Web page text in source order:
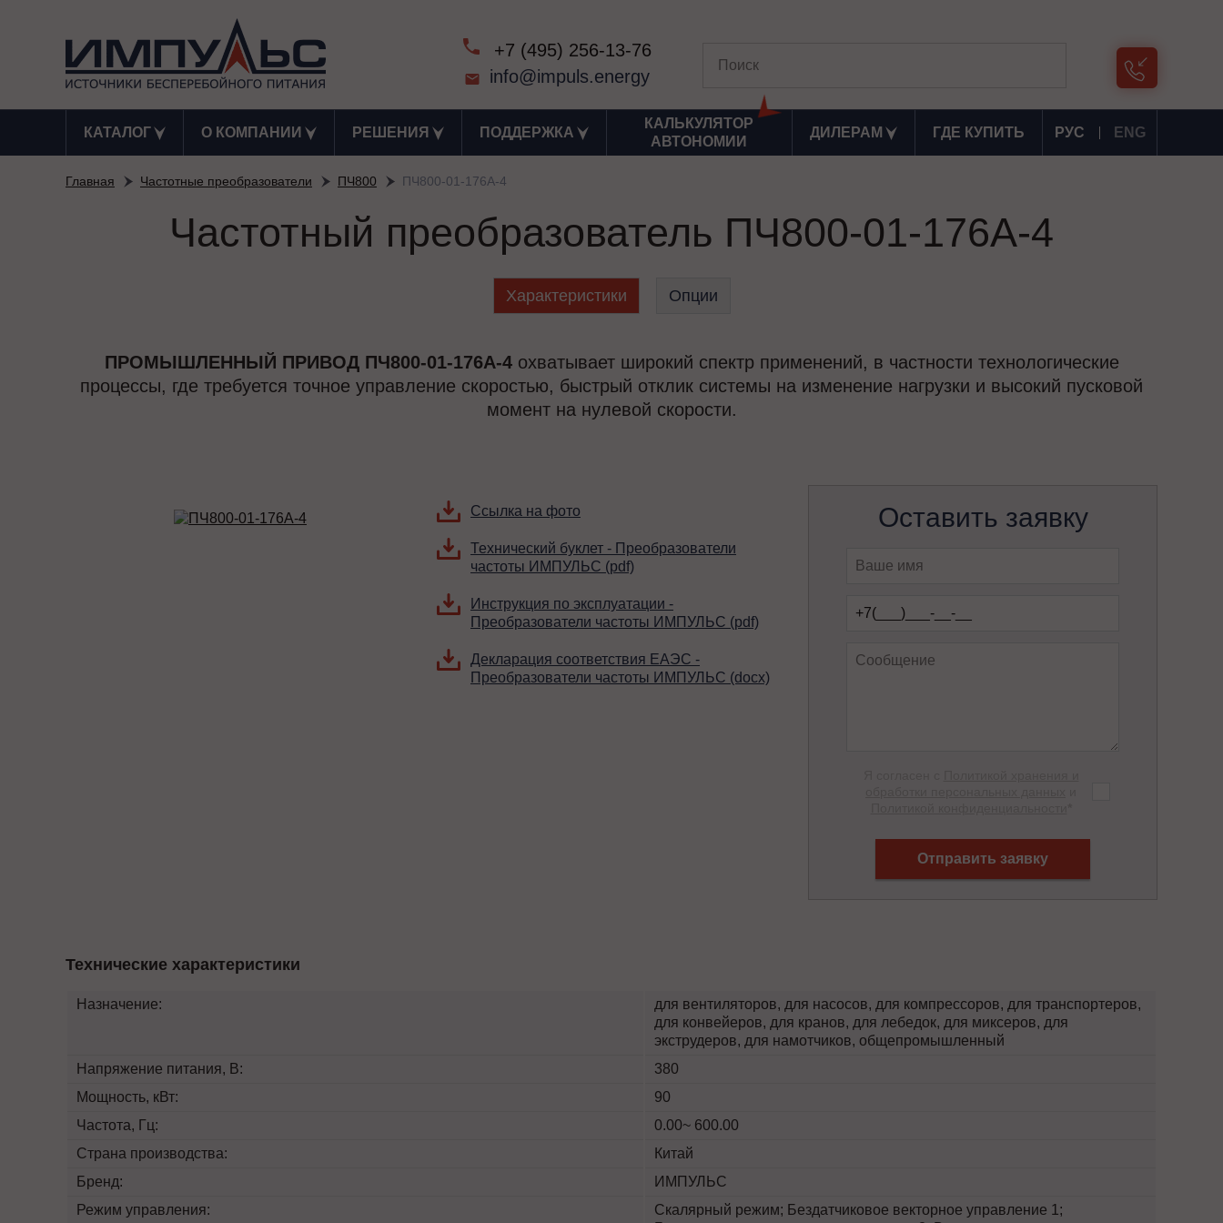
+7 (495) 256-13-76
info@impuls.energy
КАТАЛОГ О КОМПАНИИ РЕШЕНИЯ ПОДДЕРЖКА
КАЛЬКУЛЯТОР
АВТОНОМИИ
ДИЛЕРАМ ГДЕ КУПИТЬ РУС ENG
Главная Частотные преобразователи ПЧ800 ПЧ800-01-176А-4
Частотный преобразователь ПЧ800-01-176А-4
Характеристики Опции
ПРОМЫШЛЕННЫЙ ПРИВОД ПЧ800-01-176А-4охватывает широкий спектр применений, в частности технологические
процессы, где требуется точное управление скоростью, быстрый отклик системы на изменение нагрузки и высокий пусковой
момент на нулевой скорости.
Ссылка на фото
Технический буклет - Преобразователи
частоты ИМПУЛЬС (pdf)
Инструкция по эксплуатации -
Преобразователи частоты ИМПУЛЬС (pdf)
Декларация соответствия ЕАЭС -
Преобразователи частоты ИМПУЛЬС (docx)
Оставить заявку
Отправить заявку
Технические характеристики
Назначение:
для вентиляторов, для насосов, для компрессоров, для транспортеров,
для конвейеров, для кранов, для лебедок, для миксеров, для
экструдеров, для намотчиков, общепромышленный
Напряжение питания, В:
380
Мощность, кВт:
90
Частота, Гц:
0.00~ 600.00
Страна производства:
Китай
Бренд:
ИМПУЛЬС
Режим управления:
Скалярный режим; Бездатчиковое векторное управление 1;